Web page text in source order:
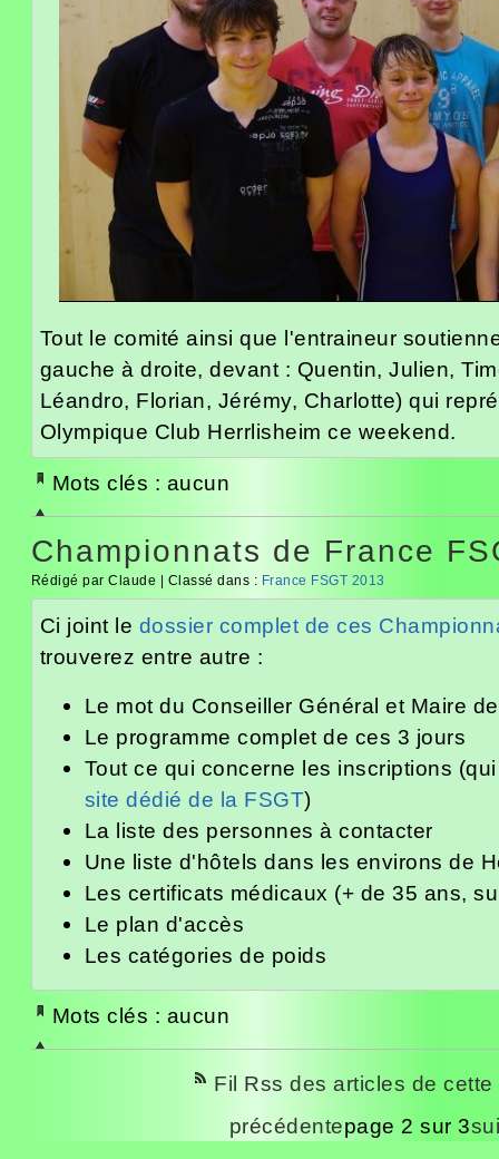
Tout le comité ainsi que l'entraineur
gauche à droite, devant : Quentin, Julien,
Léandro, Florian, Jérémy, Charlotte) qui
Olympique Club Herrlisheim ce weekend.
Mots clés : aucun
Championnats de France
Rédigé par Claude | Classé dans : France FSGT 2013
Ci joint le dossier complet de ces
trouverez entre autre :
Le mot du Conseiller Général et Maire
Le programme complet de ces 3 jours
Tout ce qui concerne les inscriptions
site dédié de la FSGT)
La liste des personnes à contacter
Une liste d'hôtels dans les environs de
Les certificats médicaux (+ de 35 ans,
Le plan d'accès
Les catégories de poids
Mots clés : aucun
Fil Rss des articles de
précédentepage 2 sur 3